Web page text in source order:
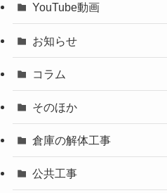
YouTube動画
お知らせ
コラム
そのほか
倉庫の解体工事
公共工事